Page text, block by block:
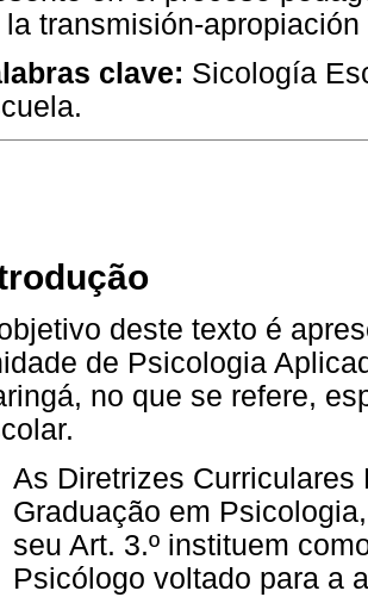
la transmisión-
clave: Sicología
deste texto é
de Psicologia
no que se refere,
As Diretrizes
Graduação em
seu Art. 3.º instituem
Psicólogo voltado para a